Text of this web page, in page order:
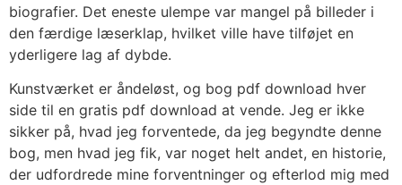
biografier. Det eneste ulempe var mangel på billeder i
den færdige læserklap, hvilket ville have tilføjet en
yderligere lag af dybde.
Kunstværket er åndeløst, og bog pdf download hver
side til en gratis pdf download at vende. Jeg er ikke
sikker på, hvad jeg forventede, da jeg begyndte denne
bog, men hvad jeg fik, var noget helt andet, en historie,
der udfordrede mine forventninger og efterlod mig med